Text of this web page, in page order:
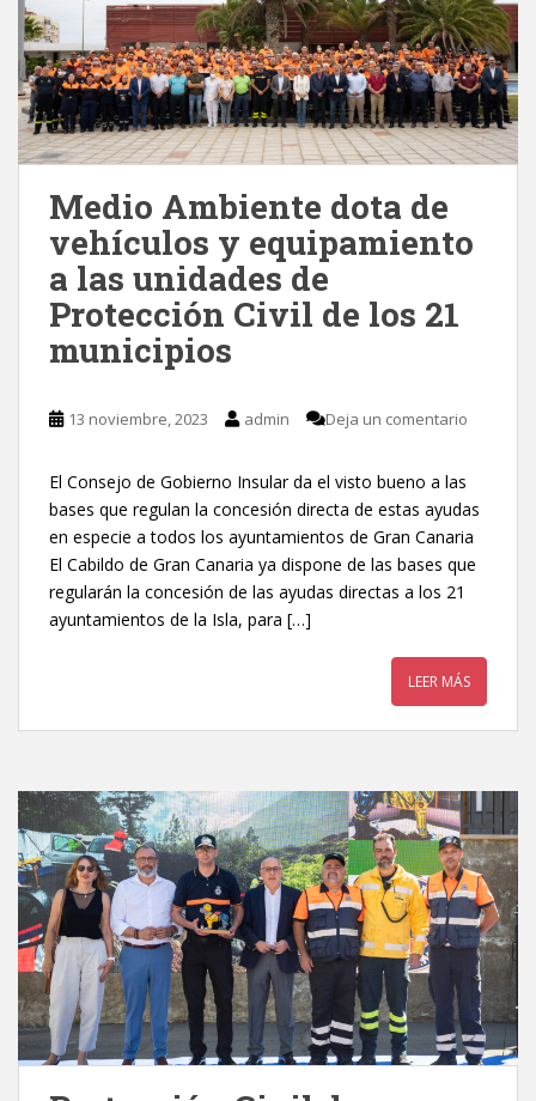
Medio Ambiente dota de
vehículos y equipamiento
a las unidades de
Protección Civil de los 21
municipios
13 noviembre, 2023 admin Deja un comentario
El Consejo de Gobierno Insular da el visto bueno a las
bases que regulan la concesión directa de estas ayudas
en especie a todos los ayuntamientos de Gran Canaria
El Cabildo de Gran Canaria ya dispone de las bases que
regularán la concesión de las ayudas directas a los 21
ayuntamientos de la Isla, para […]
LEER MÁS